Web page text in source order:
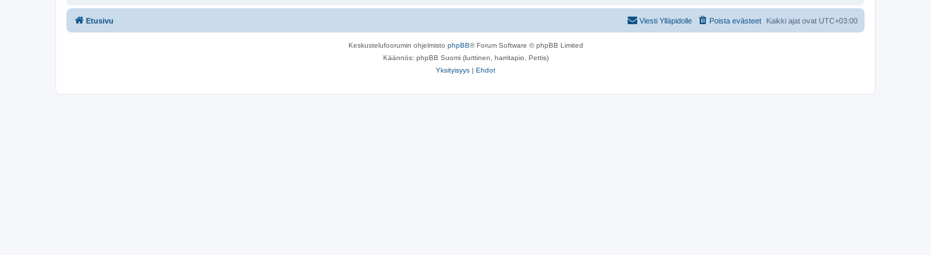
Etusivu Kaikki ajat ovat UTC+03:00
Poista evästeet
Viesti Ylläpidolle
Keskustelufoorumin ohjelmisto phpBB® Forum Software © phpBB Limited
Käännös: phpBB Suomi (lurttinen, harritapio, Pettis)
Yksityisyys | Ehdot